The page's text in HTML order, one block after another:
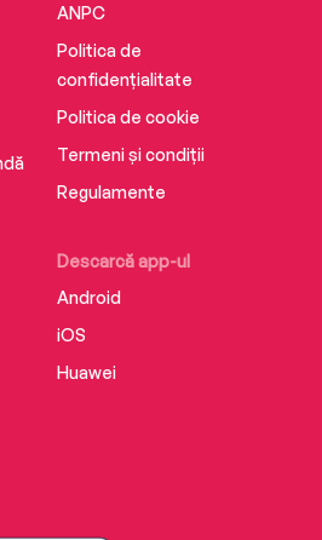
Descarcă app-ul
Android
iOS
Huawei
ANPC
Politica de
confidențialitate
Politica de cookie
Termeni și condiții
Regulamente